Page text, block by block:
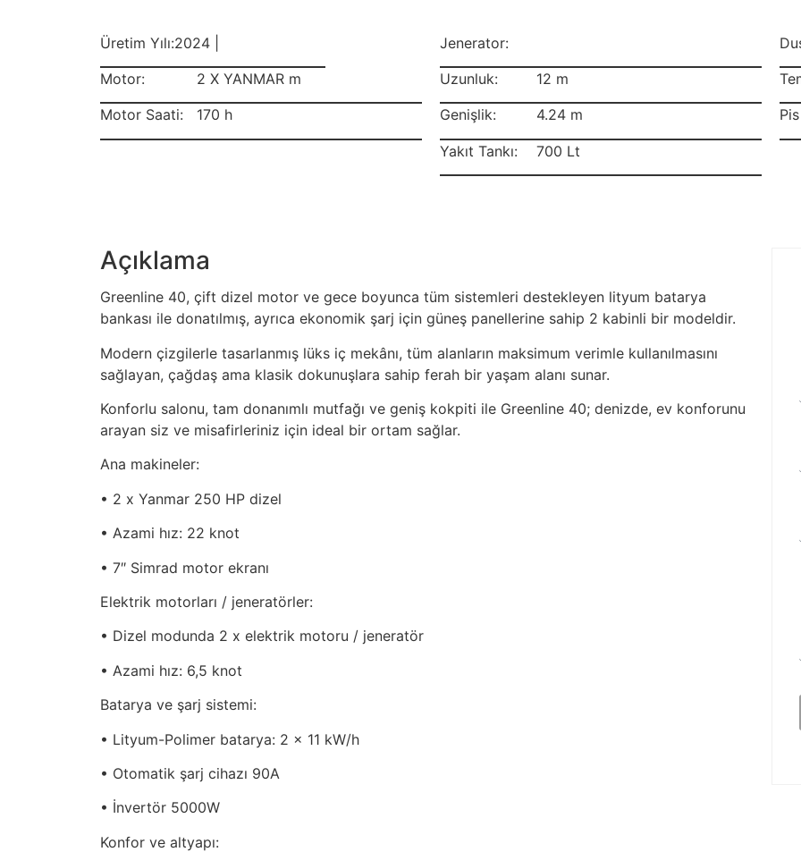
Üretim Yılı:2024 |
Motor: 2 X YANMAR m
Motor Saati: 170 h
Jenerator:
Uzunluk: 12 m
Genişlik: 4.24 m
Yakıt Tankı: 700 Lt
Açıklama
Greenline 40, çift dizel motor ve gece boyunca tüm sistemleri destekleyen lityum batarya
bankası ile donatılmış, ayrıca ekonomik şarj için güneş panellerine sahip 2 kabinli bir modeldir.
Modern çizgilerle tasarlanmış lüks iç mekânı, tüm alanların maksimum verimle kullanılmasını
sağlayan, çağdaş ama klasik dokunuşlara sahip ferah bir yaşam alanı sunar.
Konforlu salonu, tam donanımlı mutfağı ve geniş kokpiti ile Greenline 40; denizde, ev konforunu
arayan siz ve misafirleriniz için ideal bir ortam sağlar.
Ana makineler:
• 2 x Yanmar 250 HP dizel
• Azami hız: 22 knot
• 7″ Simrad motor ekranı
Elektrik motorları / jeneratörler:
• Dizel modunda 2 x elektrik motoru / jeneratör
• Azami hız: 6,5 knot
Batarya ve şarj sistemi:
• Lityum-Polimer batarya: 2 x 11 kW/h
• Otomatik şarj cihazı 90A
• İnvertör 5000W
Konfor ve altyapı: